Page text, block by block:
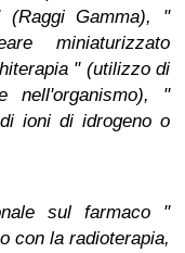
Gamma), "
miniaturizzato
" (utilizzo di
nell'organismo), "
ioni di idrogeno o
sul farmaco "
con la radioterapia,